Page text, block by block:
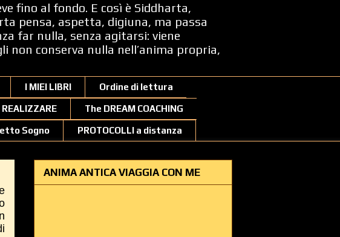
fino al fondo. E così è Siddharta,
pensa, aspetta, digiuna, ma passa
far nulla, senza agitarsi: viene
non conserva nulla nell’anima propria,
I MIEI LIBRI Ordine di lettura
The DREAM COACHING
Sogno PROTOCOLLI a distanza
ANIMA ANTICA VIAGGIA CON ME